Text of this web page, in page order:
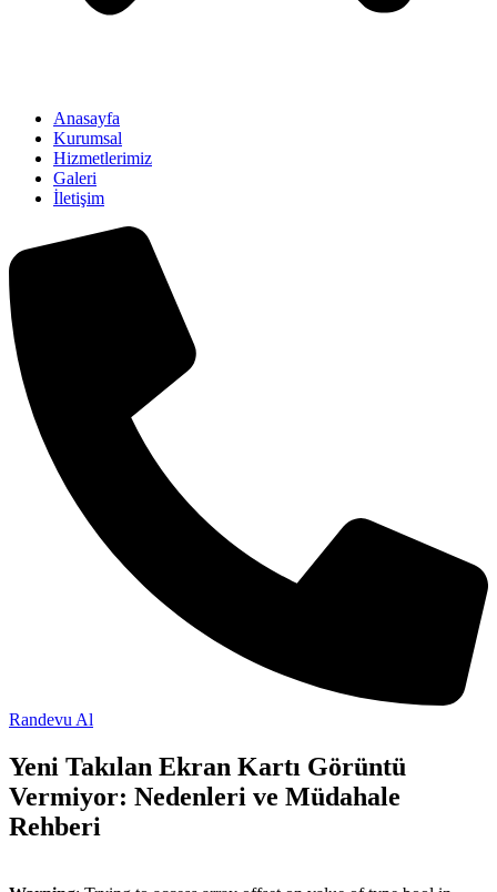
Anasayfa
Kurumsal
Hizmetlerimiz
Galeri
İletişim
Randevu Al
Yeni Takılan Ekran Kartı Görüntü
Vermiyor: Nedenleri ve Müdahale
Rehberi